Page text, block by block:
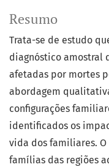
Resumo
Trata-se de estudo
diagnóstico amostral
afetadas por mortes
abordagem
configurações
identificados os
vida dos familiares.
famílias das regiões